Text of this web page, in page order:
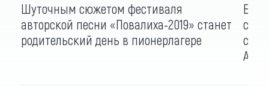
Шуточным сюжетом фестиваля
авторской песни «Повалиха-2019» станет
родительский день в пионерлагере